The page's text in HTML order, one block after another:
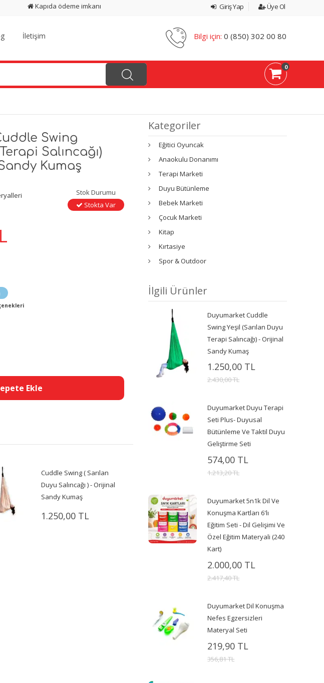
Kapıda ödeme imkanı Giriş Yap Üye Ol
İletişim Bilgi için: 0 (850) 302 00 80
0
Swing
Salıncağı)
Kumaş
Stok Durumu
Stokta Var
Ekle
Cuddle Swing ( Sarılan
Duyu Salıncağı ) - Orijinal
Sandy Kumaş
1.250,00 TL
Kategoriler
Eğitici Oyuncak
Anaokulu Donanımı
Terapi Marketi
Duyu Bütünleme
Bebek Marketi
Çocuk Marketi
Kitap
Kırtasiye
Spor & Outdoor
İlgili Ürünler
Duyumarket Cuddle
Swing Yeşil (Sarılan Duyu
Terapi Salıncağı) - Orijinal
Sandy Kumaş
1.250,00 TL
2.430,00 TL
Duyumarket Duyu Terapi
Seti Plus- Duyusal
Bütünleme Ve Taktil Duyu
Geliştirme Seti
574,00 TL
1.213,20 TL
Duyumarket 5n1k Dil Ve
Konuşma Kartları 6'lı
Eğitim Seti - Dil Gelişimi Ve
Özel Eğitim Materyali (240
Kart)
2.000,00 TL
2.417,40 TL
Duyumarket Dil Konuşma
Nefes Egzersizleri
Materyal Seti
219,90 TL
356,81 TL